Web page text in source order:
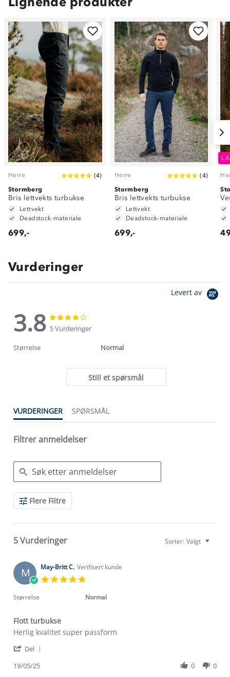
Herre (4)
Stormberg
Bris lettvekts turbukse
Lettvekt
Deadstock-materiale
699,-
Herre (4)
Stormberg
Bris lettvekts turbukse
Lettvekt
Deadstock-materiale
699,-
Vurderinger
Levert av
3.8
3.8
star
rating
star
5 Vurderinger
Størrelse Normal
Still et spørsmål
VURDERINGER SPØRSMÅL
Filtrer anmeldelser
Search
ReviewsFlere Filtre
5 Vurderinger Sorter: Valgt
M May-Britt C. Verifisert kunde
rating
Størrelse Normal
Flott turbukse
Review
May-
C.
review
Flott
Herlig kvalitet super passform
Del
19/05/25 0 0